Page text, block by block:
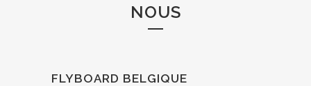
NOUS
FLYBOARD BELGIQUE